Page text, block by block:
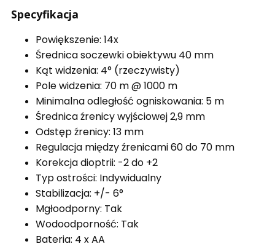
Specyfikacja
Powiększenie: 14x
Średnica soczewki obiektywu 40 mm
Kąt widzenia: 4° (rzeczywisty)
Pole widzenia: 70 m @ 1000 m
Minimalna odległość ogniskowania: 5 m
Średnica źrenicy wyjściowej 2,9 mm
Odstęp źrenicy: 13 mm
Regulacja między źrenicami 60 do 70 mm
Korekcja dioptrii: -2 do +2
Typ ostrości: Indywidualny
Stabilizacja: +/- 6°
Mgłoodporny: Tak
Wodoodporność: Tak
Bateria: 4 x AA